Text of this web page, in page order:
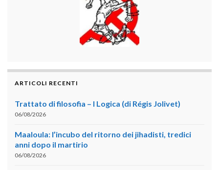
ARTICOLI RECENTI
Trattato di filosofia – I Logica (di Régis Jolivet)
06/08/2026
Maaloula: l’incubo del ritorno dei jihadisti, tredici
anni dopo il martirio
06/08/2026